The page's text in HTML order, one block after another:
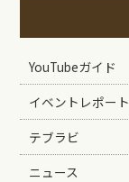
YouTubeガイド
イベントレポート
テブラビ
ニュース